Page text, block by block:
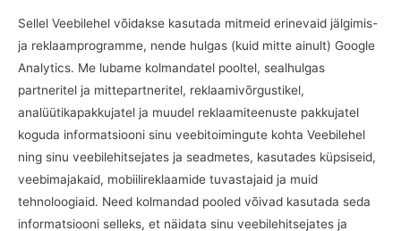
Sellel Veebilehel võidakse kasutada mitmeid erinevaid jälgimis-
ja reklaamprogramme, nende hulgas (kuid mitte ainult) Google
Analytics. Me lubame kolmandatel pooltel, sealhulgas
partneritel ja mittepartneritel, reklaamivõrgustikel,
analüütikapakkujatel ja muudel reklaamiteenuste pakkujatel
koguda informatsiooni sinu veebitoimingute kohta Veebilehel
ning sinu veebilehitsejates ja seadmetes, kasutades küpsiseid,
veebimajakaid, mobiilireklaamide tuvastajaid ja muid
tehnoloogiaid. Need kolmandad pooled võivad kasutada seda
informatsiooni selleks, et näidata sinu veebilehitsejates ja